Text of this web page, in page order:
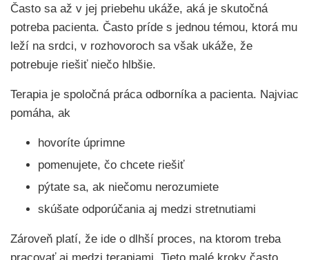
Často sa až v jej priebehu ukáže, aká je skutočná
potreba pacienta. Často príde s jednou témou, ktorá mu
leží na srdci, v rozhovoroch sa však ukáže, že
potrebuje riešiť niečo hlbšie.
Terapia je spoločná práca odborníka a pacienta. Najviac
pomáha, ak
hovoríte úprimne
pomenujete, čo chcete riešiť
pýtate sa, ak niečomu nerozumiete
skúšate odporúčania aj medzi stretnutiami
Zároveň platí, že ide o dlhší proces, na ktorom treba